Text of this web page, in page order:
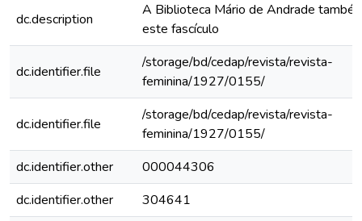
dc.description
A Biblioteca Mário de Andrade
este fascículo
dc.identifier.file
/storage/bd/cedap/revista/revista-
feminina/1927/0155/
dc.identifier.file
/storage/bd/cedap/revista/revista-
feminina/1927/0155/
dc.identifier.other
000044306
dc.identifier.other
304641